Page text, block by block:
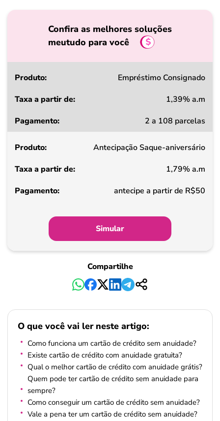
Confira as melhores soluções
meutudo para você
Produto
a
de
Pagamento
Empréstimo Consignado
1,39% a.m
2 a 108 parcelas
Antecipação Saque-aniversário
1,79% a.m
antecipe a partir de R$50
Simular
Compartilhe
O que você vai ler neste artigo:
Como funciona um cartão de crédito sem anuidade?
Existe cartão de crédito com anuidade gratuita?
Qual o melhor cartão de crédito com anuidade grátis?
Quem pode ter cartão de crédito sem anuidade para
sempre?
Como conseguir um cartão de crédito sem anuidade?
Vale a pena ter um cartão de crédito sem anuidade?